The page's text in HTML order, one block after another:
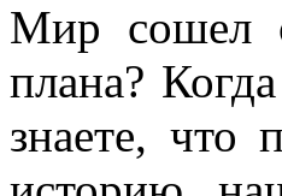
Мир сошел
плана?
знаете, что